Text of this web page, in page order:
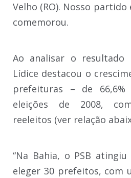
Velho (RO). Nosso partido
comemorou.
Ao analisar o resultado
Lídice destacou o
prefeituras – de
eleições de 2008,
reeleitos (ver relação
“Na Bahia, o PSB
eleger 30 prefeitos, com